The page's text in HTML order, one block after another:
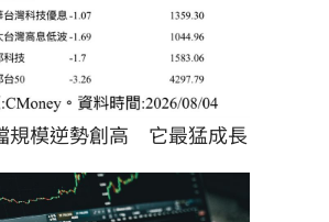
規模逆勢創高　它最猛成長